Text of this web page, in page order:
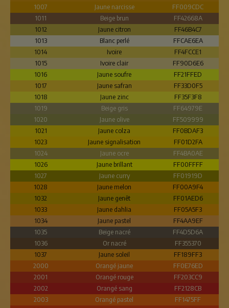
1007
Jaune narcisse
FF009CDC
1011
Beige brun
FF42668A
1012
Jaune citron
FF46B4C7
1013
Blanc perlé
FFCAE6EA
1014
Ivoire
FF4FCCE1
1015
Ivoire clair
FF90D6E6
1016
Jaune soufre
FF21FFED
1017
Jaune safran
FF33D0F5
1018
Jaune zinc
FF35F3F8
1019
Beige gris
FF64979E
1020
Jaune olive
FF509999
1021
Jaune colza
FF0BDAF3
1023
Jaune signalisation
FF01D2FA
1024
Jaune ocre
FF4BA0AE
1026
Jaune brillant
FF00FFFF
1027
Jaune curry
FF01919D
1028
Jaune melon
FF00A9F4
1032
Jaune genêt
FF01AED6
1033
Jaune dahlia
FF05A5F3
1034
Jaune pastel
FF4AA9EF
1035
Beige nacré
FF4D5D6A
1036
Or nacré
FF355370
1037
Jaune soleil
FF189FF3
2000
Orangé jaune
FF0E76ED
2001
Orangé rouge
FF203CC9
2002
Orangé sang
FF2128CB
2003
Orangé pastel
FF1475FF